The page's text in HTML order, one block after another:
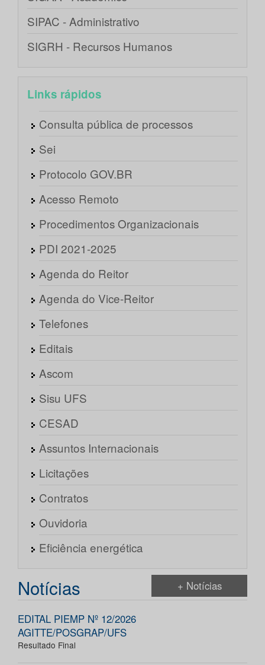
SIPAC - Administrativo
SIGRH - Recursos Humanos
Links rápidos
Consulta pública de processos
Sei
Protocolo GOV.BR
Acesso Remoto
Procedimentos Organizacionais
PDI 2021-2025
Agenda do Reitor
Agenda do Vice-Reitor
Telefones
Editais
Ascom
Sisu UFS
CESAD
Assuntos Internacionais
Licitações
Contratos
Ouvidoria
Eficiência energética
Notícias + Notícias
EDITAL PIEMP Nº 12/2026
AGITTE/POSGRAP/UFS
Resultado Final